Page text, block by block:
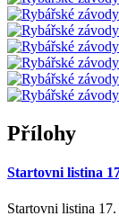
Přílohy
Startovni listina
Startovni listina